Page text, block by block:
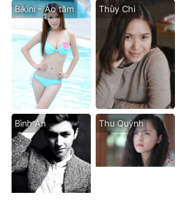
Bikini - Áo tăm Thùy Chi
Bình An Thu Quỳnh